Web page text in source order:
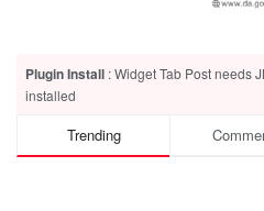
Plugin Install : Widget Tab Post needs
installed
Trending